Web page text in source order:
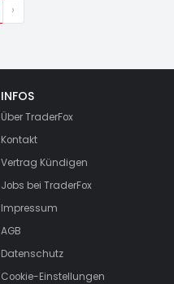
›
INFOS
Über TraderFox
Kontakt
Vertrag Kündigen
Jobs bei TraderFox
Impressum
AGB
Datenschutz
Cookie-Einstellungen